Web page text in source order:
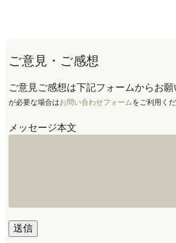
ご意見・ご感想
ご意見ご感想は下記フォームからお願
が必要な場合はお問い合わせフォームをご利用くだ
メッセージ本文